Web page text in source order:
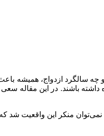
سالگرد ازدواج، همیشه
باشند. در این مقاله سعی
منکر این واقعیت شد